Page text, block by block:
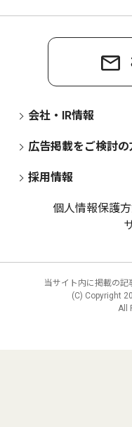
会社・IR情報
広告掲載をご検討の
採用情報
個人情報保護
当サイト内に掲載の記
(C) Copyright
All